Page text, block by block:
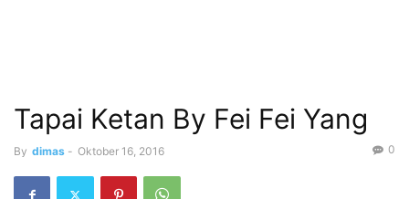
Tapai Ketan By Fei Fei Yang
By dimas - Oktober 16, 2016 0